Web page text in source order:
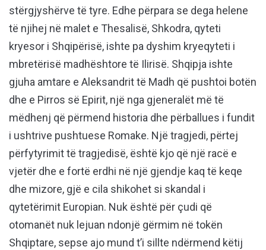
stërgjyshërve të tyre. Edhe përpara se dega helene
të njihej në malet e Thesalisë, Shkodra, qyteti
kryesor i Shqipërisë, ishte pa dyshim kryeqyteti i
mbretërisë madhështore të Ilirisë. Shqipja ishte
gjuha amtare e Aleksandrit të Madh që pushtoi botën
dhe e Pirros së Epirit, një nga gjeneralët më të
mëdhenj që përmend historia dhe përballues i fundit
i ushtrive pushtuese Romake. Një tragjedi, përtej
përfytyrimit të tragjedisë, është kjo që një racë e
vjetër dhe e fortë erdhi në një gjendje kaq të keqe
dhe mizore, gjë e cila shikohet si skandal i
qytetërimit Europian. Nuk është për çudi që
otomanët nuk lejuan ndonjë gërmim në tokën
Shqiptare, sepse ajo mund t’i sillte ndërmend këtij